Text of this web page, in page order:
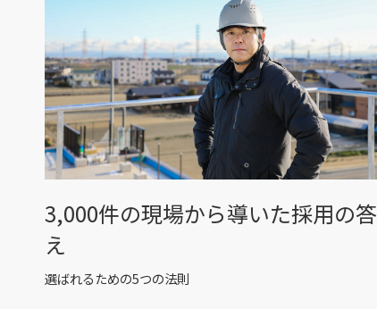
3,000件の現場から導いた採用の答
え
選ばれるための5つの法則